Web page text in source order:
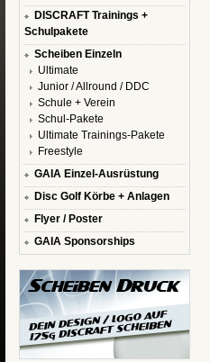
DISCRAFT Trainings +
Schulpakete
Scheiben Einzeln
Ultimate
Junior / Allround / DDC
Schule + Verein
Schul-Pakete
Ultimate Trainings-Pakete
Freestyle
GAIA Einzel-Ausrüstung
Disc Golf Körbe + Anlagen
Flyer / Poster
GAIA Sponsorships